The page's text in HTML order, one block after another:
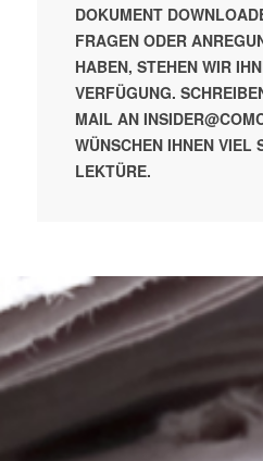
DOKUMENT
FRAGEN ODER
HABEN, STEHEN WIR
VERFÜGUNG.
MAIL AN
WÜNSCHEN IHNEN VIEL
EKTÜRE.